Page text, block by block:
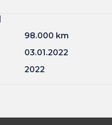
98.000 km
03.01.2022
2022